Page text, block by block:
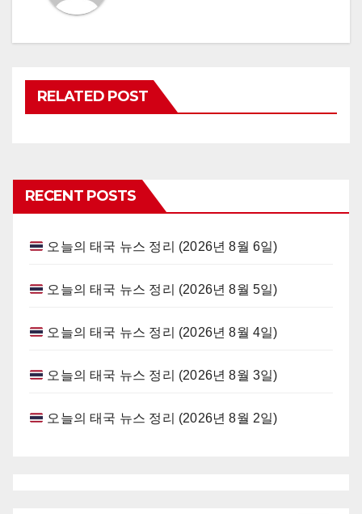
RELATED POST
RECENT POSTS
오늘의 태국 뉴스 정리 (2026년 8월 6일)
오늘의 태국 뉴스 정리 (2026년 8월 5일)
오늘의 태국 뉴스 정리 (2026년 8월 4일)
오늘의 태국 뉴스 정리 (2026년 8월 3일)
오늘의 태국 뉴스 정리 (2026년 8월 2일)